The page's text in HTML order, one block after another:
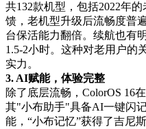
共132款机型，包括2022年
馈，老机型升级后流畅度普
台保活能力翻倍。续航也有
1.5-2小时。这种对老用户的
实力。
3. AI赋能，体验完整
除了底层流畅，ColorOS 16
其"小布助手"具备AI一键闪
能，“小布记忆”获得了吉尼